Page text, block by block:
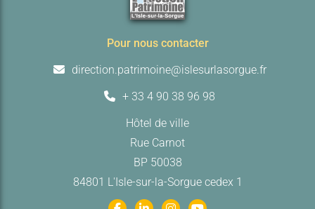
Pour nous contacter
direction.patrimoine@islesurlasorgue.fr
+ 33 4 90 38 96 98
Hôtel de ville
Rue Carnot
BP 50038
84801 L'Isle-sur-la-Sorgue cedex 1